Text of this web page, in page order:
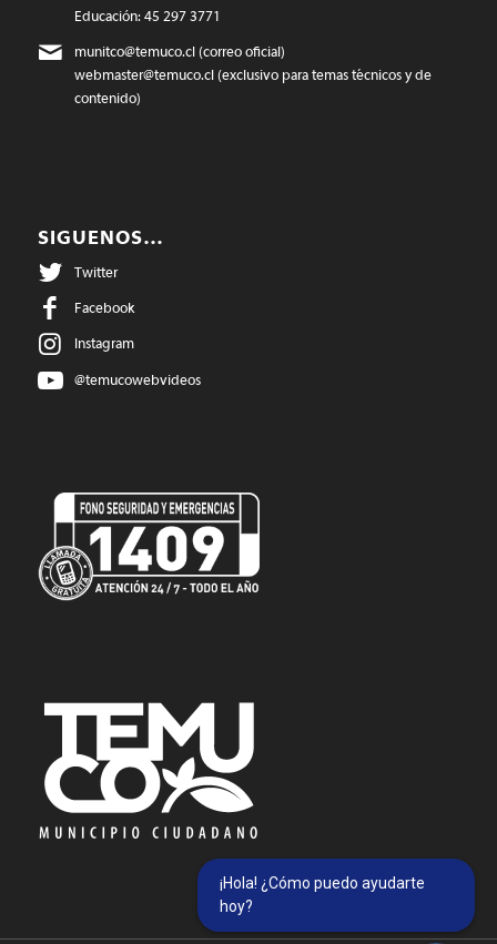
Educación: 45 297 3771
munitco@temuco.cl(correo oficial)
webmaster@temuco.cl(exclusivo para temas técnicos y de
contenido)
SIGUENOS…
Twitter
Facebook
Instagram
@temucowebvideos
¡Hola! ¿Cómo puedo ayudarte
hoy?